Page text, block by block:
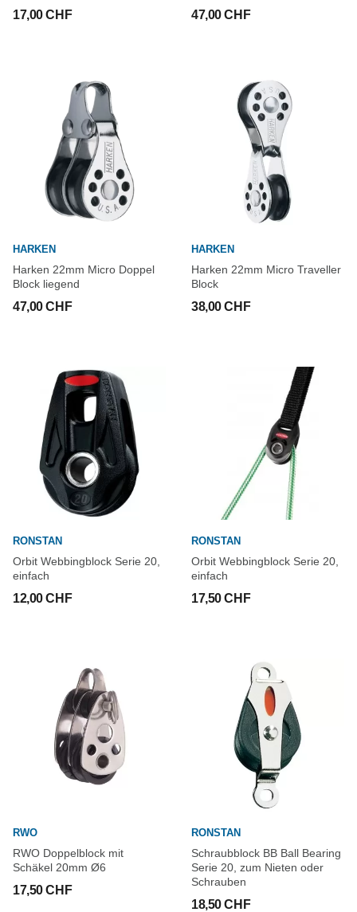
17,00 CHF 47,00 CHF
HARKEN
Harken 22mm Micro Doppel
Block liegend
47,00 CHF
HARKEN
Harken 22mm Micro Traveller
Block
38,00 CHF
RONSTAN
Orbit Webbingblock Serie 20,
einfach
12,00 CHF
RONSTAN
Orbit Webbingblock Serie 20,
einfach
17,50 CHF
RWO
RWO Doppelblock mit
Schäkel 20mm Ø6
17,50 CHF
RONSTAN
Schraubblock BB Ball Bearing
Serie 20, zum Nieten oder
Schrauben
18,50 CHF